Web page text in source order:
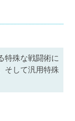
特殊な戦闘術に
そして汎用特殊